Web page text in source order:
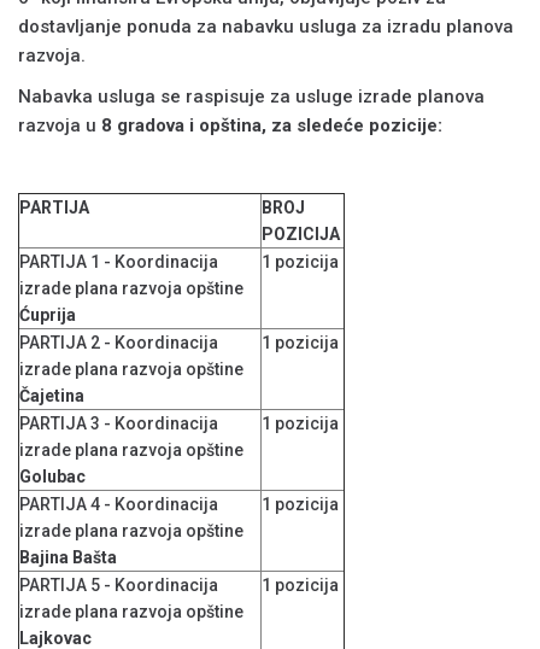
dostavljanje ponuda za nabavku usluga za izradu planova
razvoja.
Nabavka usluga se raspisuje za usluge izrade planova
razvoja u 8 gradova i opština, za sledeće pozicije:
PARTIJA
BROJ
POZICIJA
PARTIJA 1 - Koordinacija
izrade plana razvoja opštine
Ćuprija
1 pozicija
PARTIJA 2 - Koordinacija
izrade plana razvoja opštine
Čajetina
1 pozicija
PARTIJA 3 - Koordinacija
izrade plana razvoja opštine
Golubac
1 pozicija
PARTIJA 4 - Koordinacija
izrade plana razvoja opštine
Bajina Bašta
1 pozicija
PARTIJA 5 - Koordinacija
izrade plana razvoja opštine
Lajkovac
1 pozicija